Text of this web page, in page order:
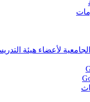
لأعضاء هيئة